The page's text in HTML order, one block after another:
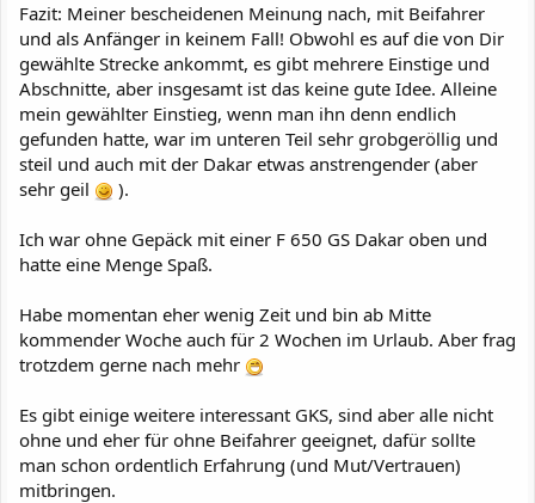
Fazit: Meiner bescheidenen Meinung nach, mit Beifahrer
und als Anfänger in keinem Fall! Obwohl es auf die von Dir
gewählte Strecke ankommt, es gibt mehrere Einstige und
Abschnitte, aber insgesamt ist das keine gute Idee. Alleine
mein gewählter Einstieg, wenn man ihn denn endlich
gefunden hatte, war im unteren Teil sehr grobgeröllig und
steil und auch mit der Dakar etwas anstrengender (aber
sehr geil
).
Ich war ohne Gepäck mit einer F 650 GS Dakar oben und
hatte eine Menge Spaß.
Habe momentan eher wenig Zeit und bin ab Mitte
kommender Woche auch für 2 Wochen im Urlaub. Aber frag
trotzdem gerne nach mehr
Es gibt einige weitere interessant GKS, sind aber alle nicht
ohne und eher für ohne Beifahrer geeignet, dafür sollte
man schon ordentlich Erfahrung (und Mut/Vertrauen)
mitbringen.